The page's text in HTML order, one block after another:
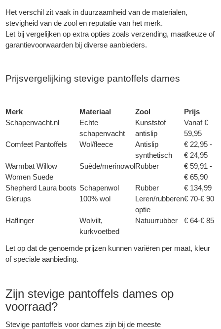
Het verschil zit vaak in duurzaamheid van de materialen,
stevigheid van de zool en reputatie van het merk.
Let bij vergelijken op extra opties zoals verzending, maatkeuze of
garantievoorwaarden bij diverse aanbieders.
Prijsvergelijking stevige pantoffels dames
Merk Materiaal Zool
Prijs
Schapenvacht.nl
Echte
schapenvacht
Kunststof
antislip
Vanaf €
59,95
Comfeet Pantoffels
Wol/fleece
Antislip
synthetisch
€ 22,95 -
€ 24,95
Warmbat Willow
Women Suede
Suède/merinowolRubber
€ 59,91 -
€ 65,90
Shepherd Laura boots Schapenwol Rubber
€ 134,99
Glerups
100% wol
Leren/rubberen
optie
€ 70-€ 90
Haflinger
Wolvilt,
kurkvoetbed
Natuurrubber € 64-€ 85
Let op dat de genoemde prijzen kunnen variëren per maat, kleur
of speciale aanbieding.
Zijn stevige pantoffels dames op
voorraad?
Stevige pantoffels voor dames zijn bij de meeste